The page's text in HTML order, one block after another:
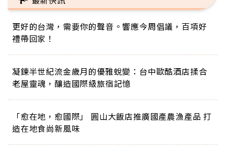
更好的台灣，需要你的聲音。響應今周倡議，百項好
禮帶回家！
凝鍊半世紀流金歲月的優雅蛻變：台中歐酷酒店揉合
老屋靈魂，釀造國際級旅宿記憶
「愈在地，愈國際」 圓山大飯店推廣國產農漁產品 打
造在地食尚新風味